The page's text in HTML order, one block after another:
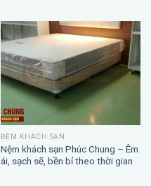
ĐỆM KHÁCH SẠN
Nệm khách sạn Phúc Chung – Êm
ái, sạch sẽ, bền bỉ theo thời gian